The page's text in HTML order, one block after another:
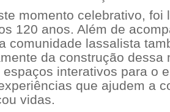
momento celebrativo, foi
120 anos. Além de
comunidade lassalista
da construção dessa
interativos para o
que ajudem a
vidas.